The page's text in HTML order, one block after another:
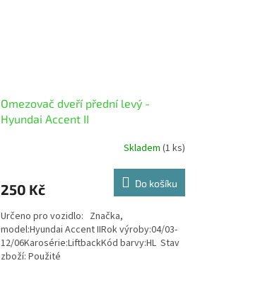
Omezovač dveří přední levý -
Hyundai Accent II
Skladem (1 ks)
250 Kč Do košíku
Určeno pro vozidlo: Značka,
model:Hyundai Accent IIRok výroby:04/03-
12/06Karosérie:LiftbackKód barvy:HL Stav
zboží: Použité